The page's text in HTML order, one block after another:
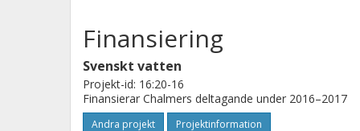
Finansiering
Svenskt vatten
Projekt-id: 16:20-16
Finansierar Chalmers deltagande under 2016–2017
Andra projekt Projektinformation